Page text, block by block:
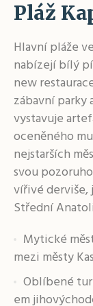
Pláž
Hlavní pláže
nabízejí bílý
new
zábavní parky
vystavuje
oceněného
nejstarších
svou
vířivé derviše,
Střední
Mytické
mezi městy
Oblíbené
em